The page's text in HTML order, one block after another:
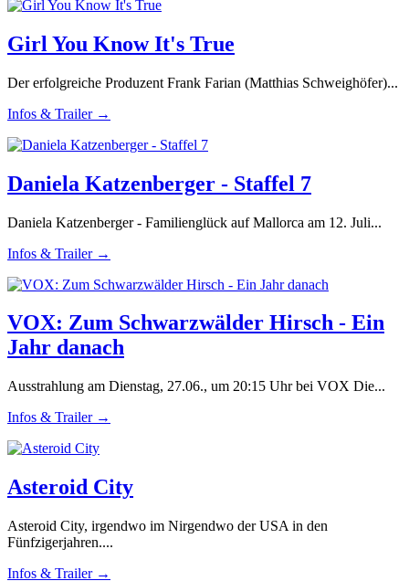
Girl You Know It's True
Der erfolgreiche Produzent Frank Farian (Matthias Schweighöfer)...
Infos & Trailer →
Daniela Katzenberger - Staffel 7
Daniela Katzenberger - Familienglück auf Mallorca am 12. Juli...
Infos & Trailer →
VOX: Zum Schwarzwälder Hirsch - Ein
Jahr danach
Ausstrahlung am Dienstag, 27.06., um 20:15 Uhr bei VOX Die...
Infos & Trailer →
Asteroid City
Asteroid City, irgendwo im Nirgendwo der USA in den
Fünfzigerjahren....
Infos & Trailer →